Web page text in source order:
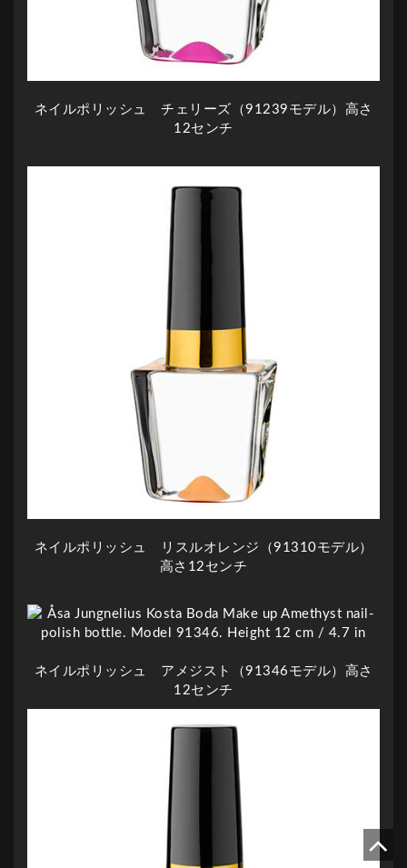
ネイルポリッシュ チェリーズ（91239モデル）高さ
12センチ
ネイルポリッシュ リスルオレンジ（91310モデル）
高さ12センチ
ネイルポリッシュ アメジスト（91346モデル）高さ
12センチ